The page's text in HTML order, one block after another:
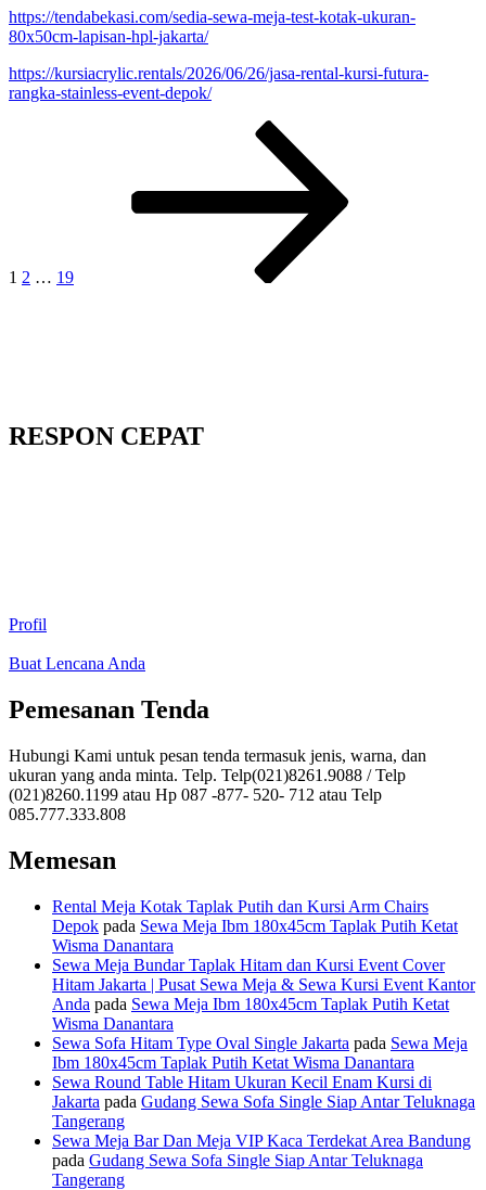
https://tendabekasi.com/sedia-sewa-meja-test-kotak-ukuran-
80x50cm-lapisan-hpl-jakarta/
https://kursiacrylic.rentals/2026/06/26/jasa-rental-kursi-futura-
rangka-stainless-event-depok/
1 2 … 19
RESPON CEPAT
Profil
Buat Lencana Anda
Pemesanan Tenda
Hubungi Kami untuk pesan tenda termasuk jenis, warna, dan
ukuran yang anda minta. Telp. Telp(021)8261.9088 / Telp
(021)8260.1199 atau Hp 087 -877- 520- 712 atau Telp
085.777.333.808
Memesan
Rental Meja Kotak Taplak Putih dan Kursi Arm Chairs
Depok pada Sewa Meja Ibm 180x45cm Taplak Putih Ketat
Wisma Danantara
Sewa Meja Bundar Taplak Hitam dan Kursi Event Cover
Hitam Jakarta | Pusat Sewa Meja & Sewa Kursi Event Kantor
Anda pada Sewa Meja Ibm 180x45cm Taplak Putih Ketat
Wisma Danantara
Sewa Sofa Hitam Type Oval Single Jakarta pada Sewa Meja
Ibm 180x45cm Taplak Putih Ketat Wisma Danantara
Sewa Round Table Hitam Ukuran Kecil Enam Kursi di
Jakarta pada Gudang Sewa Sofa Single Siap Antar Teluknaga
Tangerang
Sewa Meja Bar Dan Meja VIP Kaca Terdekat Area Bandung
pada Gudang Sewa Sofa Single Siap Antar Teluknaga
Tangerang